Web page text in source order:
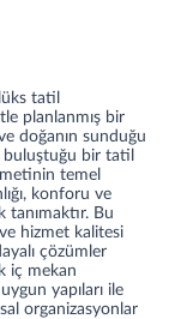
tatil
planlanmış bir
doğanın sunduğu
bir tatil
temel
konforu ve
Bu
hizmet kalitesi
çözümler
iç mekan
yapıları ile
organizasyonlar